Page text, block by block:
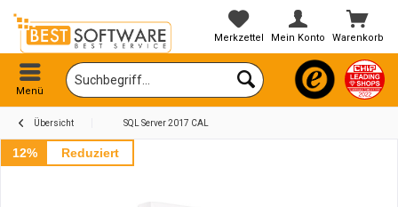
Warenkorb
Merkzettel Mein Konto
Menü
Übersicht SQL Server 2017 CAL
12% Reduziert